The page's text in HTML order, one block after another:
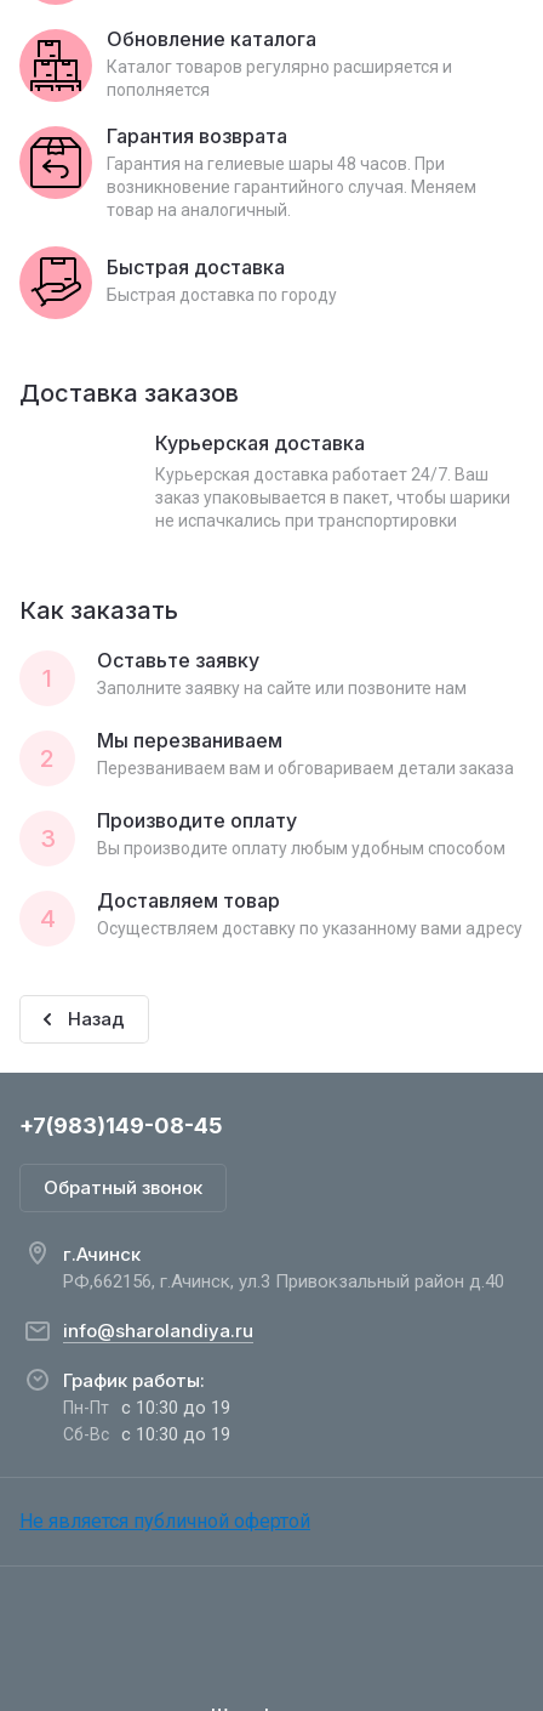
Обновление каталога
Каталог товаров регулярно расширяется и
пополняется
Гарантия возврата
Гарантия на гелиевые шары 48 часов. При
возникновение гарантийного случая. Меняем
товар на аналогичный.
Быстрая доставка
Быстрая доставка по городу
Доставка заказов
Курьерская доставка
Курьерская доставка работает 24/7. Ваш
заказ упаковывается в пакет, чтобы шарики
не испачкались при транспортировки
Как заказать
1
Оставьте заявку
Заполните заявку на сайте или позвоните нам
2
Мы перезваниваем
Перезваниваем вам и обговариваем детали заказа
3
Производите оплату
Вы производите оплату любым удобным способом
4
Доставляем товар
Осуществляем доставку по указанному вами адресу
Назад
+7(983)149-08-45
Обратный звонок
г.Ачинск
РФ,662156, г.Ачинск, ул.3 Привокзальный район д.40
info@sharolandiya.ru
График работы:
Пн-Пт с 10:30 до 19
Сб-Вс с 10:30 до 19
Не является публичной офертой